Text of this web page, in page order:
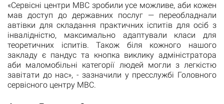
«Сервісні центри МВС зробили усе можливе, аби кожен
мав доступ до державних послуг — переобладнали
автівки для складання практичних іспитів для осіб з
інвалідністю, максимально адаптували класи для
теоретичних іспитів. Також біля кожного нашого
закладу є пандус та кнопка виклику адміністратора
аби маломобільні категорії людей могли з легкістю
завітати до нас», - зазначили у пресслужбі Головного
сервісного центру МВС.